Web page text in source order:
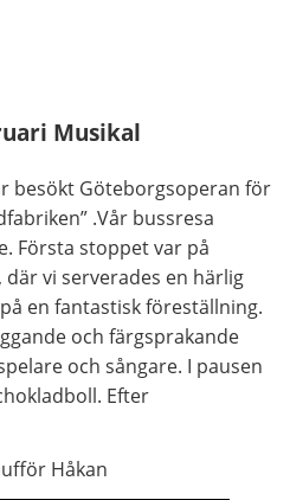
Musikal
besökt Göteborgsoperan för
.Vår bussresa
Första stoppet var på
vi serverades en härlig
en fantastisk föreställning.
och färgsprakande
och sångare. I pausen
Efter
Håkan